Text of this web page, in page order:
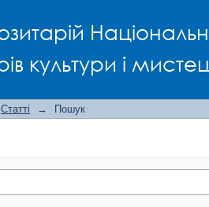
культури і
Статті → Пошук